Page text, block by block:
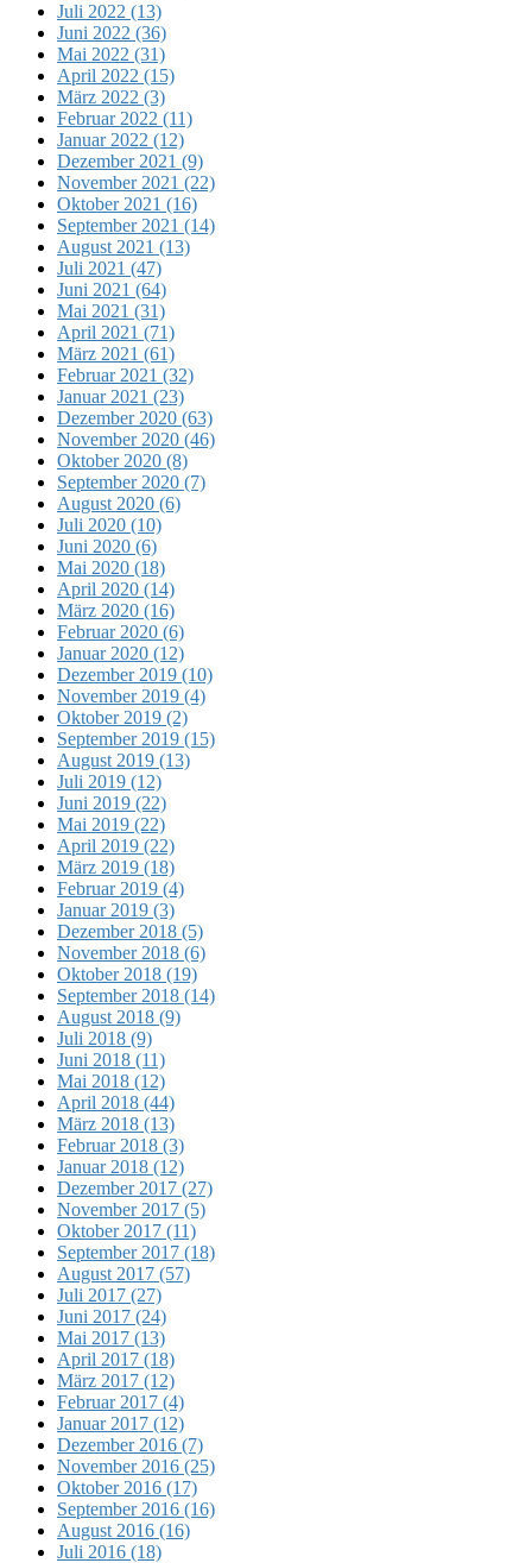
Juli 2022 (13)
Juni 2022 (36)
Mai 2022 (31)
April 2022 (15)
März 2022 (3)
Februar 2022 (11)
Januar 2022 (12)
Dezember 2021 (9)
November 2021 (22)
Oktober 2021 (16)
September 2021 (14)
August 2021 (13)
Juli 2021 (47)
Juni 2021 (64)
Mai 2021 (31)
April 2021 (71)
März 2021 (61)
Februar 2021 (32)
Januar 2021 (23)
Dezember 2020 (63)
November 2020 (46)
Oktober 2020 (8)
September 2020 (7)
August 2020 (6)
Juli 2020 (10)
Juni 2020 (6)
Mai 2020 (18)
April 2020 (14)
März 2020 (16)
Februar 2020 (6)
Januar 2020 (12)
Dezember 2019 (10)
November 2019 (4)
Oktober 2019 (2)
September 2019 (15)
August 2019 (13)
Juli 2019 (12)
Juni 2019 (22)
Mai 2019 (22)
April 2019 (22)
März 2019 (18)
Februar 2019 (4)
Januar 2019 (3)
Dezember 2018 (5)
November 2018 (6)
Oktober 2018 (19)
September 2018 (14)
August 2018 (9)
Juli 2018 (9)
Juni 2018 (11)
Mai 2018 (12)
April 2018 (44)
März 2018 (13)
Februar 2018 (3)
Januar 2018 (12)
Dezember 2017 (27)
November 2017 (5)
Oktober 2017 (11)
September 2017 (18)
August 2017 (57)
Juli 2017 (27)
Juni 2017 (24)
Mai 2017 (13)
April 2017 (18)
März 2017 (12)
Februar 2017 (4)
Januar 2017 (12)
Dezember 2016 (7)
November 2016 (25)
Oktober 2016 (17)
September 2016 (16)
August 2016 (16)
Juli 2016 (18)